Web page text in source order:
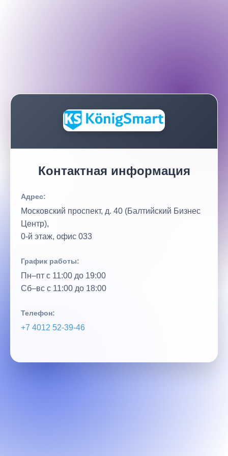
Контактная информация
Адрес:
Московский проспект, д. 40 (Балтийский Бизнес
Центр),
0‑й этаж, офис 033
График работы:
Пн–пт с 11:00 до 19:00
Сб–вс с 11:00 до 18:00
Телефон:
+7 4012 52‑39‑46